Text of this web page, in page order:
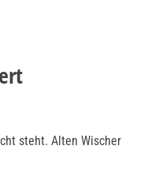
steht. Alten Wischer